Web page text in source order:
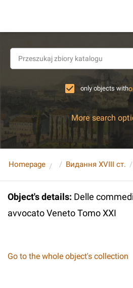
only objects with
More search
Homepage Видання XVIII ст.
Object's details: Delle
avvocato Veneto Tomo XXI
Go to the whole object's collection